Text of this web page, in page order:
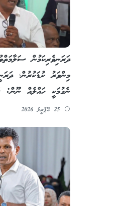
ދަރަނިވެރިކަމުން
މިންވަރު ކުޑަކުރުން؛
ނެގުމަކީ ހައްލެއް ނޫން:
25 އޭޕްރީލު 2026